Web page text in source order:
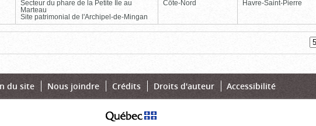
Secteur du phare de la Petite Île au
Marteau
Site patrimonial de l'Archipel-de-Mingan
Côte-Nord Havre-Saint-Pierre
du site Nous joindre Crédits Droits d'auteur Accessibilité